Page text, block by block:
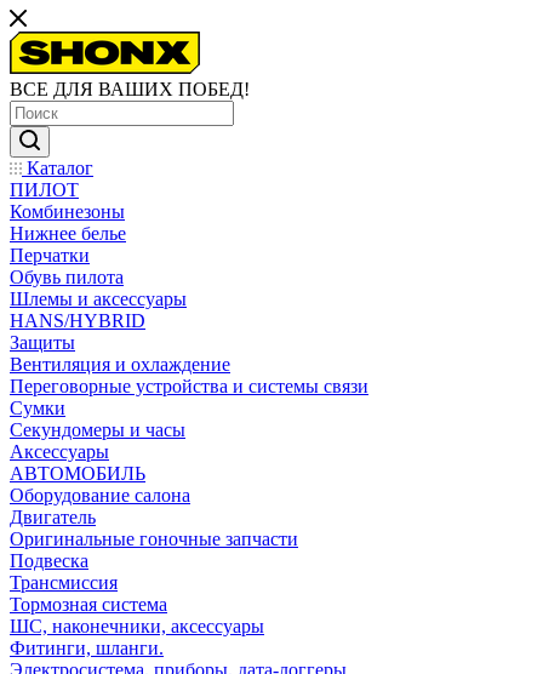
ВСЕ ДЛЯ ВАШИХ ПОБЕД!
Каталог
ПИЛОТ
Комбинезоны
Нижнее белье
Перчатки
Обувь пилота
Шлемы и аксессуары
HANS/HYBRID
Защиты
Вентиляция и охлаждение
Переговорные устройства и системы связи
Сумки
Секундомеры и часы
Аксессуары
АВТОМОБИЛЬ
Оборудование салона
Двигатель
Оригинальные гоночные запчасти
Подвеска
Трансмиссия
Тормозная система
ШС, наконечники, аксессуары
Фитинги, шланги.
Электросистема, приборы, дата-логгеры